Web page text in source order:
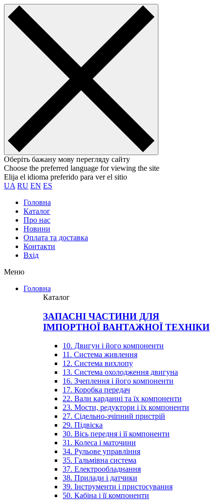
Оберіть бажану мову перегляду сайту
Choose the preferred language for viewing the site
Elija el idioma preferido para ver el sitio
UA RU EN ES
Головна
Каталог
Про нас
Новини
Оплата та доставка
Контакти
Вхiд
Меню
Головна
Каталог
ЗАПАСНІ ЧАСТИНИ ДЛЯ
ІМПОРТНОЇ ВАНТАЖНОЇ ТЕХНІКИ
10. Двигун і його компоненти
11. Система живлення
12. Система вихлопу
13. Система охолодження двигуна
16. Зчеплення і його компоненти
17. Коробка передач
22. Вали карданні та їх компоненти
23. Мости, редуктори і їх компоненти
27. Сідельно-зчіпний пристрій
29. Підвіска
30. Вісь передня і її компоненти
31. Колеса і маточини
34. Рульове управління
35. Гальмівна система
37. Електрообладнання
38. Прилади і датчики
39. Інструменти і пристосування
50. Кабіна і її компоненти